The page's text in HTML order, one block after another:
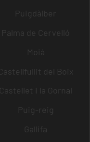
Puigdàlber
Palma de Cervelló
Moià
Castellfullit del Boix
Castellet i la Gornal
Puig-reig
Gallifa